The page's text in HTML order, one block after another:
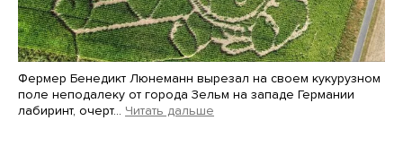
Фермер Бенедикт Люнеманн вырезал на своем кукурузном
поле неподалеку от города Зельм на западе Германии
лабиринт, очерт… Читать дальше